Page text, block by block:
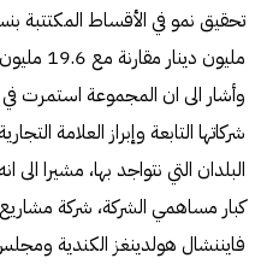
مليون دينار مقارنة مع 19.6 مليون دينار عن العام الماضي.
وأشار الى ان المجموعة استمرت
شركاتها التابعة وإبراز العلامة
البلدان التي نتواجد بها، مشيرا
كبار مساهمي الشركة، شركة